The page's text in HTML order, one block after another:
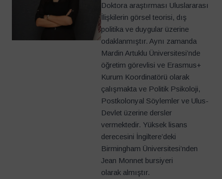
Doktora araştırması Uluslararası
İlişkilerin görsel teorisi, dış
politika ve duygular üzerine
odaklanmıştır. Aynı zamanda
Mardin Artuklu Üniversitesi’nde
öğretim görevlisi ve Erasmus+
Kurum Koordinatörü olarak
çalışmakta ve Politik Psikoloji,
Postkolonyal Söylemler ve Ulus-
Devlet üzerine dersler
vermektedir. Yüksek lisans
derecesini İngiltere’deki
Birmingham Üniversitesi’nden
Jean Monnet bursiyeri
olarak almıştır.